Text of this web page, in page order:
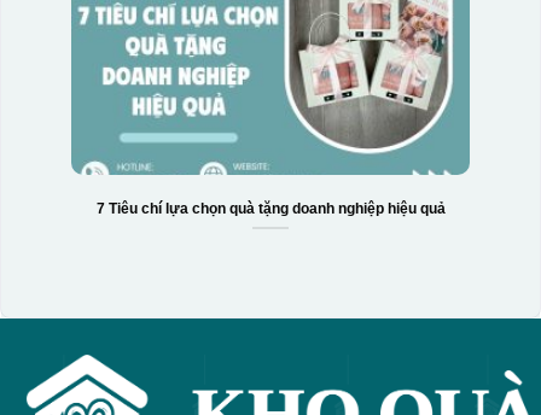
7 Tiêu chí lựa chọn quà tặng doanh nghiệp hiệu quả